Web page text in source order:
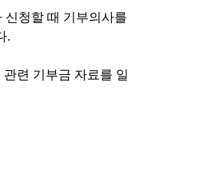
신청할 때 기부의사를
.
련 기부금 자료를 일